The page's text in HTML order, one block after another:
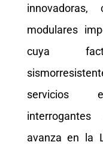
modulares
cuya
servicios
avanza en la